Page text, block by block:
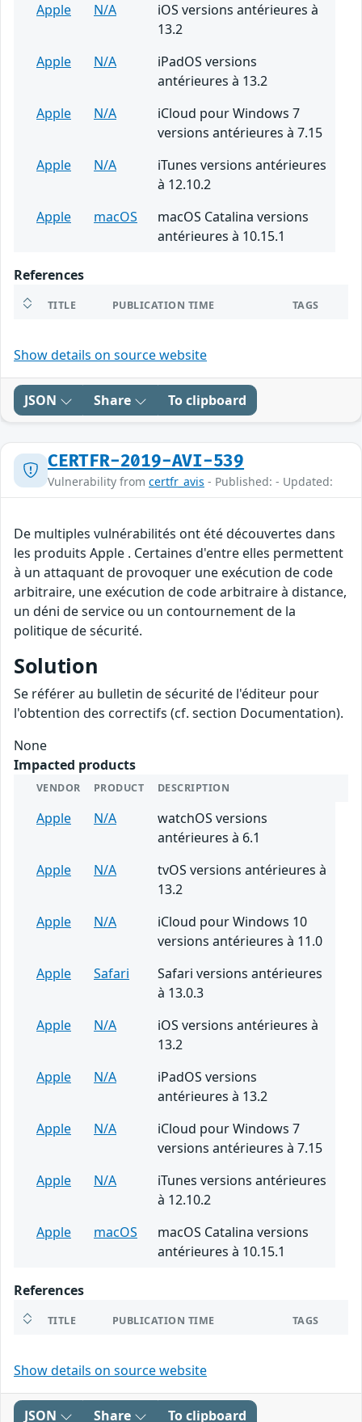
Apple
N/A
iOS versions antérieures à
13.2
Apple
N/A
iPadOS versions
antérieures à 13.2
Apple
N/A
iCloud pour Windows 7
versions antérieures à 7.15
Apple
N/A
iTunes versions antérieures
à 12.10.2
Apple
macOS
macOS Catalina versions
antérieures à 10.15.1
References
TITLE PUBLICATION TIME TAGS
Show details on source website
JSON Share To clipboard
CERTFR-2019-AVI-539
Vulnerability from certfr_avis - Published: - Updated:
De multiples vulnérabilités ont été découvertes dans
les produits Apple . Certaines d'entre elles permettent
à un attaquant de provoquer une exécution de code
arbitraire, une exécution de code arbitraire à distance,
un déni de service ou un contournement de la
politique de sécurité.
Solution
Se référer au bulletin de sécurité de l'éditeur pour
l'obtention des correctifs (cf. section Documentation).
None
Impacted products
VENDOR PRODUCT DESCRIPTION
Apple N/A
watchOS versions
antérieures à 6.1
Apple
N/A
tvOS versions antérieures à
13.2
Apple
N/A
iCloud pour Windows 10
versions antérieures à 11.0
Apple
Safari
Safari versions antérieures
à 13.0.3
Apple
N/A
iOS versions antérieures à
13.2
Apple
N/A
iPadOS versions
antérieures à 13.2
Apple
N/A
iCloud pour Windows 7
versions antérieures à 7.15
Apple
N/A
iTunes versions antérieures
à 12.10.2
Apple
macOS
macOS Catalina versions
antérieures à 10.15.1
References
TITLE PUBLICATION TIME TAGS
Show details on source website
JSON Share To clipboard